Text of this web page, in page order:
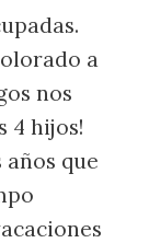
a
nos
4 hijos!
años que